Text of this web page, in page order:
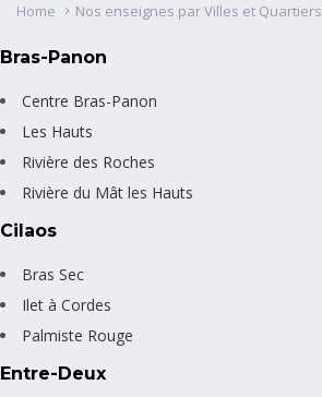
Home Nos enseignes par Villes et Quartiers
Bras-Panon
Centre Bras-Panon
Les Hauts
Rivière des Roches
Rivière du Mât les Hauts
Cilaos
Bras Sec
Ilet à Cordes
Palmiste Rouge
Entre-Deux